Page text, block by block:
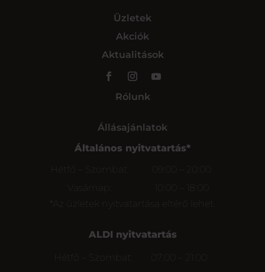
Üzletek
Akciók
Aktualitások
Rólunk
Állásajánlatok
Általános nyitvatartás*
Hétfő – Szombat:
09:00 – 20:00
Vasárnap:
*Az üzletek nyitvatartása eltérő lehet.
ALDI nyitvatartás
Hétfő – Szombat:
07:00 – 21:00